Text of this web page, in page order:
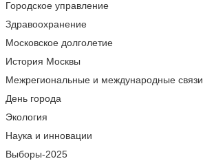
Городское управление
Здравоохранение
Московское долголетие
История Москвы
Межрегиональные и международные связи
День города
Экология
Наука и инновации
Выборы-2025